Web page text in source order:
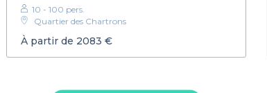
10 - 100 pers.
Quartier des Chartrons
À partir de 2083 €